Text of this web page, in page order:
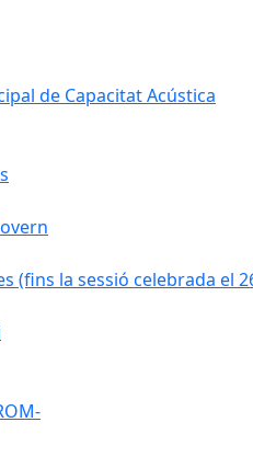
de Capacitat Acústica
(fins la sessió celebrada el